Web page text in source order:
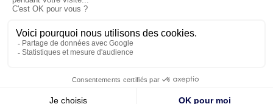
Le pape en Uruguay, Argentine et
Pérou du 6 au 17 novembre 2026